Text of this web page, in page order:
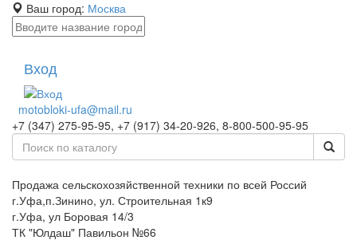
Ваш город: Москва
Вход
motobloki-ufa@mail.ru
+7 (347) 275-95-95, +7 (917) 34-20-926, 8-800-500-95-95
Продажа сельскохозяйственной техники по всей Россий
г.Уфа,п.Зинино, ул. Строительная 1к9
г.Уфа, ул Боровая 14/3
ТК "Юлдаш" Павильон №66